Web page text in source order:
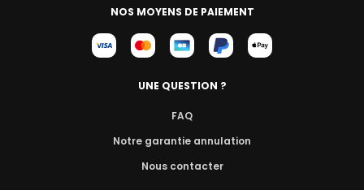
NOS MOYENS DE PAIEMENT
UNE QUESTION ?
FAQ
Notre garantie annulation
Nous contacter